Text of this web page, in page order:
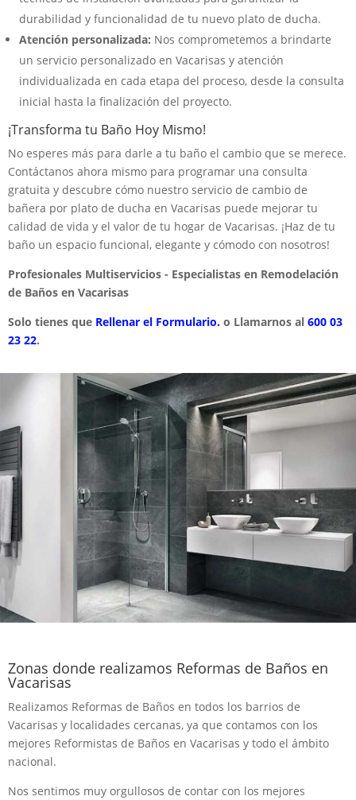
durabilidad y funcionalidad de tu nuevo plato de ducha.
Atención personalizada: Nos comprometemos a brindarte
un servicio personalizado en Vacarisas y atención
individualizada en cada etapa del proceso, desde la consulta
inicial hasta la finalización del proyecto.
¡Transforma tu Baño Hoy Mismo!
No esperes más para darle a tu baño el cambio que se merece.
Contáctanos ahora mismo para programar una consulta
gratuita y descubre cómo nuestro servicio de cambio de
bañera por plato de ducha en Vacarisas puede mejorar tu
calidad de vida y el valor de tu hogar de Vacarisas. ¡Haz de tu
baño un espacio funcional, elegante y cómodo con nosotros!
Profesionales Multiservicios - Especialistas en Remodelación
de Baños en Vacarisas
Solo tienes que Rellenar el Formulario. o Llamarnos al 600 03
23 22.
Zonas donde realizamos Reformas de Baños en
Vacarisas
Realizamos Reformas de Baños en todos los barrios de
Vacarisas y localidades cercanas, ya que contamos con los
mejores Reformistas de Baños en Vacarisas y todo el ámbito
nacional.
Nos sentimos muy orgullosos de contar con los mejores